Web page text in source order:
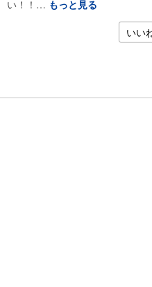
い！！… もっと見る
いい